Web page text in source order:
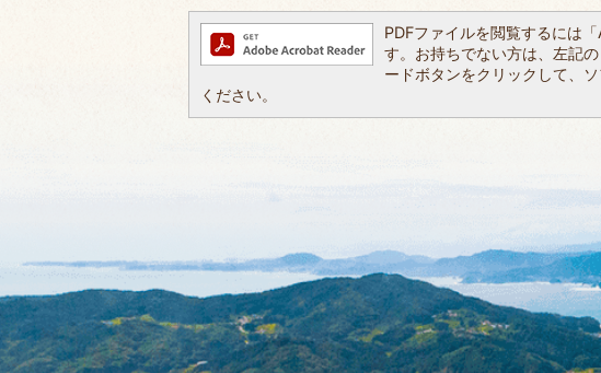
PDFファイルを閲覧するには
す。お持ちでない方は、左記
ードボタンをクリックして、
ください。